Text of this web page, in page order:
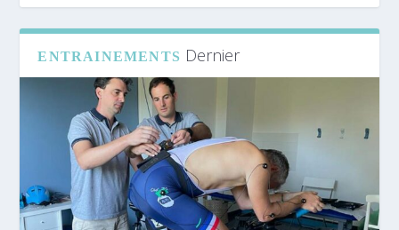
ENTRAINEMENTS Dernier